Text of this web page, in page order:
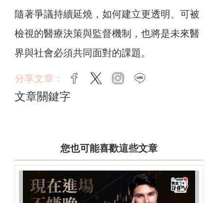
隨著爭議持續延燒，如何建立更透明、可被
檢視的醫療決策與監督機制，也將是未來醫
界與社會必須共同面對的課題。
分享文章： facebook
twitter instagram
文章關鍵字
您也可能喜歡這些文章